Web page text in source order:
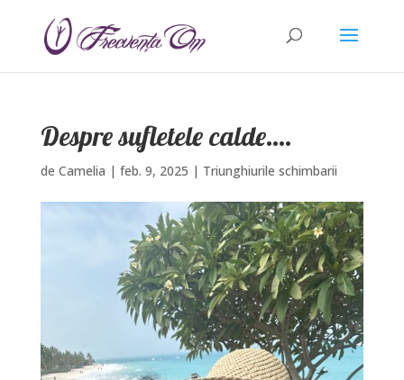
Despre sufletele calde….
de Camelia | feb. 9, 2025 | Triunghiurile schimbarii